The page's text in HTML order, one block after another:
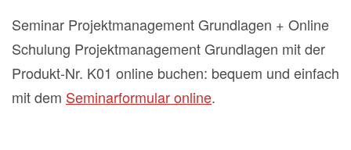
Seminar Projektmanagement Grundlagen + Online
Schulung Projektmanagement Grundlagen mit der
Produkt-Nr. K01 online buchen: bequem und einfach
mit dem Seminarformular online.